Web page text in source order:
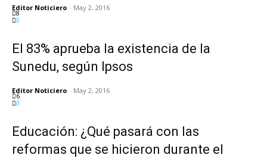
Editor Noticiero - May 2, 2016
8
0
El 83% aprueba la existencia de la
Sunedu, según Ipsos
Editor Noticiero - May 2, 2016
6
0
Educación: ¿Qué pasará con las
reformas que se hicieron durante el